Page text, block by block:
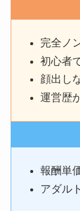
完全ノ
初心者
顔出し
運営歴
報酬単
アダル